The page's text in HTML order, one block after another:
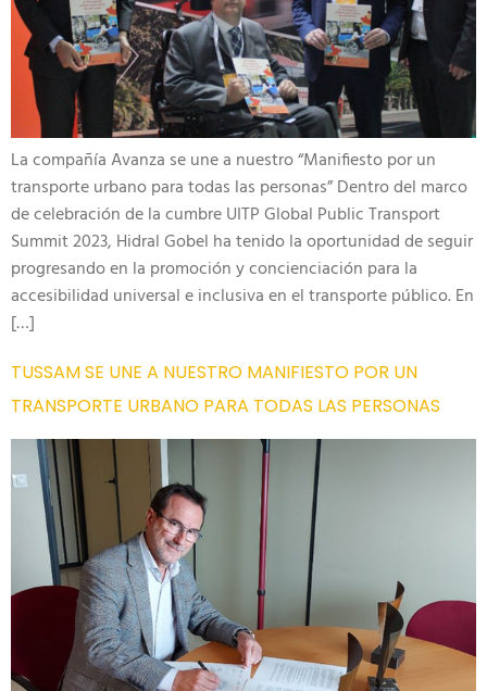
La compañía Avanza se une a nuestro “Manifiesto por un
transporte urbano para todas las personas” Dentro del marco
de celebración de la cumbre UITP Global Public Transport
Summit 2023, Hidral Gobel ha tenido la oportunidad de seguir
progresando en la promoción y concienciación para la
accesibilidad universal e inclusiva en el transporte público. En
[…]
TUSSAM SE UNE A NUESTRO MANIFIESTO POR UN
TRANSPORTE URBANO PARA TODAS LAS PERSONAS